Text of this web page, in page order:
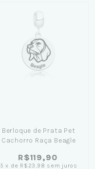
Berloque de Prata Pet
Cachorro Raça Beagle
R$119,90
5 x de R$23,98 sem juros